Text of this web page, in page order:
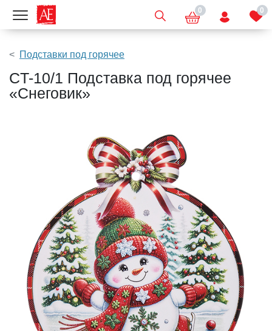
Показать меню 0 0
Подставки под горячее
CT-10/1 Подставка под горячее
«Снеговик»